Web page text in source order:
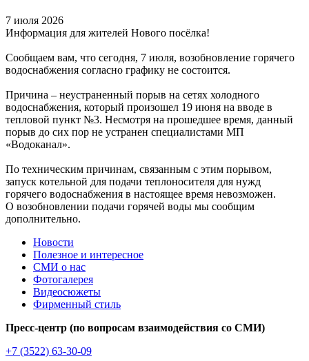
7 июля 2026
Информация для жителей Нового посёлка!
Сообщаем вам, что сегодня, 7 июля, возобновление горячего
водоснабжения согласно графику не состоится.
Причина – неустраненный порыв на сетях холодного
водоснабжения, который произошел 19 июня на вводе в
тепловой пункт №3. Несмотря на прошедшее время, данный
порыв до сих пор не устранен специалистами МП
«Водоканал».
По техническим причинам, связанным с этим порывом,
запуск котельной для подачи теплоносителя для нужд
горячего водоснабжения в настоящее время невозможен.
О возобновлении подачи горячей воды мы сообщим
дополнительно.
Новости
Полезное и интересное
СМИ о нас
Фотогалерея
Видеосюжеты
Фирменный стиль
Пресс-центр (по вопросам взаимодействия со СМИ)
+7 (3522) 63-30-09